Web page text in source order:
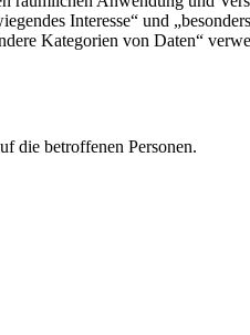
Interesse“ und
Kategorien von Daten“
die betroffenen Personen.